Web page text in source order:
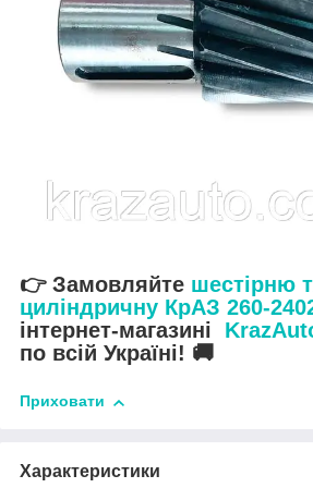
👉 Замовляйте шестірню
циліндричну КрАЗ 260-
інтернет-магазині
по всій Україні! 🚚
Приховати
Характеристики